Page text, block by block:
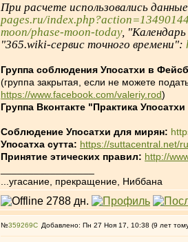
При расчете использовались
pages.ru/
moon/phase-moon-today,
"365.wiki-сервис точного времени":
Группа соблюдения Упосатхи в
(группа закрытая, если не можете
https://www.facebook.com/valeriy.rod)
Группа Вконтакте "Практика
Соблюдение Упосатхи для мирян:
Упосатха сутта: https://suttacentral.net/
Принятие этических правил: http://
...угасание, прекращение, Ниббана
№359269 Добавлено: Пн 27 Ноя 17, 10:38 (9 лет